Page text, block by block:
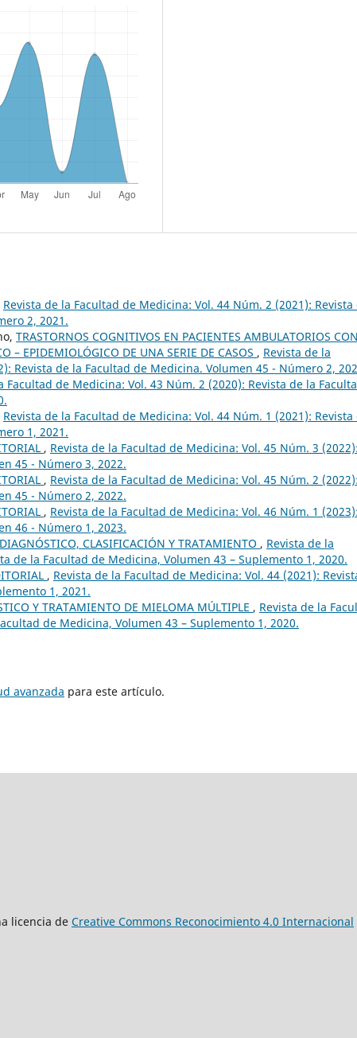
Revista de la Facultad de Medicina: Vol. 44 Núm. 2 (2021): Revista
2, 2021.
TRASTORNOS COGNITIVOS EN PACIENTES AMBULATORIOS
– EPIDEMIOLÓGICO DE UNA SERIE DE CASOS , Revista de la
Revista de la Facultad de Medicina. Volumen 45 - Número 2,
Facultad de Medicina: Vol. 43 Núm. 2 (2020): Revista de la
Revista de la Facultad de Medicina: Vol. 44 Núm. 1 (2021): Revista
1, 2021.
, Revista de la Facultad de Medicina: Vol. 45 Núm. 3 (2022):
45 - Número 3, 2022.
, Revista de la Facultad de Medicina: Vol. 45 Núm. 2 (2022):
45 - Número 2, 2022.
, Revista de la Facultad de Medicina: Vol. 46 Núm. 1 (2023):
46 - Número 1, 2023.
CLASIFICACIÓN Y TRATAMIENTO , Revista de la
de la Facultad de Medicina, Volumen 43 – Suplemento 1, 2020.
, Revista de la Facultad de Medicina: Vol. 44 (2021):
1, 2021.
Y TRATAMIENTO DE MIELOMA MÚLTIPLE , Revista de la
de Medicina, Volumen 43 – Suplemento 1, 2020.
avanzada para este artículo.
licencia de Creative Commons Reconocimiento 4.0 Internacional